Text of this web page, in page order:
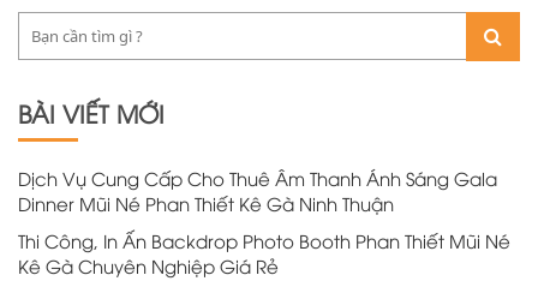
BÀI VIẾT MỚI
Dịch Vụ Cung Cấp Cho Thuê Âm Thanh Ánh Sáng Gala
Dinner Mũi Né Phan Thiết Kê Gà Ninh Thuận
Thi Công, In Ấn Backdrop Photo Booth Phan Thiết Mũi Né
Kê Gà Chuyên Nghiệp Giá Rẻ